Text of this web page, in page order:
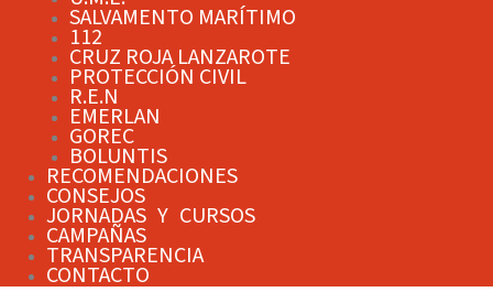
SALVAMENTO MARÍTIMO
112
CRUZ ROJA LANZAROTE
PROTECCIÓN CIVIL
R.E.N
EMERLAN
GOREC
BOLUNTIS
RECOMENDACIONES
CONSEJOS
JORNADAS Y CURSOS
CAMPAÑAS
TRANSPARENCIA
CONTACTO